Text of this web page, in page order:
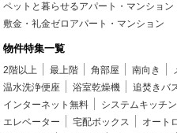
ペットと暮らせるアパート・マンション
敷金・礼金ゼロアパート・マンション
物件特集一覧
2階以上 最上階 角部屋 南向き
温水洗浄便座
浴室乾燥機 追焚きバ
インターネット無料
システムキッチン
エレベーター
宅配ボックス オート